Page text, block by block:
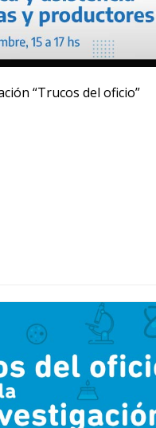
“Trucos del oficio”